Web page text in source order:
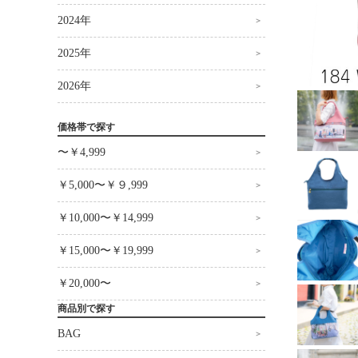
2024年
2025年
2026年
価格帯で探す
〜￥4,999
￥5,000〜￥９,999
￥10,000〜￥14,999
￥15,000〜￥19,999
￥20,000〜
商品別で探す
BAG